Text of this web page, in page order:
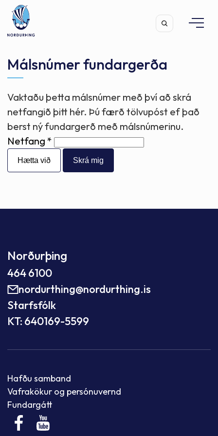
Leita
Málsnúmer fundargerða
Vaktaðu þetta málsnúmer með því að skrá
netfangið þitt hér. Þú færð tölvupóst ef það
berst ný fundargerð með málsnúmerinu.
Netfang
Hætta við
Norðurþing
464 6100
nordurthing@nordurthing.is
Starfsfólk
KT: 640169-5599
Hafðu samband
Vafrakökur og persónuvernd
Fundargátt